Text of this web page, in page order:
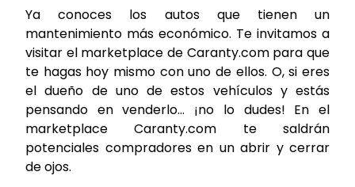
Ya conoces los autos que tienen un
mantenimiento más económico. Te invitamos a
visitar el marketplace de Caranty.com para que
te hagas hoy mismo con uno de ellos. O, si eres
el dueño de uno de estos vehículos y estás
pensando en venderlo… ¡no lo dudes! En el
marketplace Caranty.com te saldrán
potenciales compradores en un abrir y cerrar
de ojos.